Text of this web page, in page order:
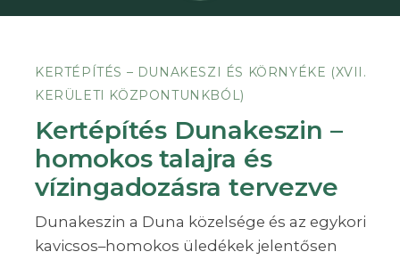
KERTÉPÍTÉS – DUNAKESZI ÉS KÖRNYÉKE (XVII.
KERÜLETI KÖZPONTUNKBÓL)
Kertépítés Dunakeszin –
homokos talajra és
vízingadozásra tervezve
Dunakeszin a Duna közelsége és az egykori
kavicsos–homokos üledékek jelentősen